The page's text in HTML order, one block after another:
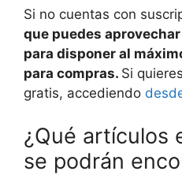
Si no cuentas con
que puedes
para disponer al
para compras. Si
gratis, accediendo
¿Qué artículos
se podrán